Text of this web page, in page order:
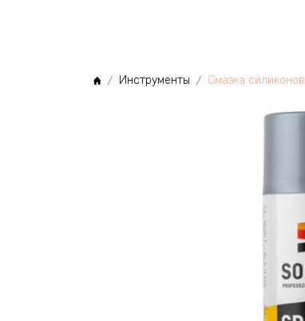
Инструменты